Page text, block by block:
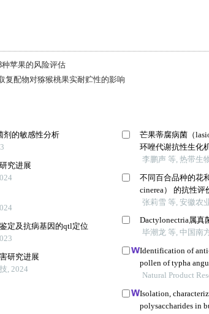
苹果的风险评估
复配物对猕猴桃果实耐贮性的影响